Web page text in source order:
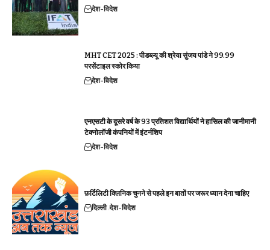
देश-विदेश
MHT CET 2025 : पीडब्ल्यू की श्रेया सुंजय पांडे ने 99.99
परसेंटाइल स्कोर किया
देश-विदेश
एनएसटी के दूसरे वर्ष के 93 प्रतिशत विद्यार्थियों ने हासिल की जानीमानी
टेक्नोलॉजी कंपनियों में इंटर्नशिप
देश-विदेश
फ़र्टिलिटी क्लिनिक चुनने से पहले इन बातों पर जरूर ध्यान देना चाहिए
दिल्ली देश-विदेश